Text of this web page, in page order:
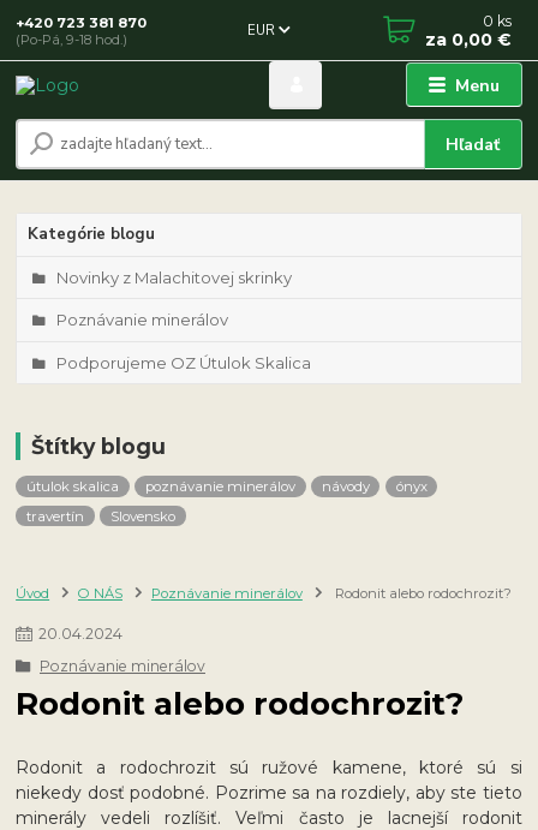
Menu
EUR
Hľadať
+420 723 381 870
(Po-Pá, 9-18 hod.)
0 ks
za 0,00 €
Kategórie blogu
Novinky z Malachitovej skrinky
Poznávanie minerálov
Podporujeme OZ Útulok Skalica
Štítky blogu
útulok skalica poznávanie minerálov návody
ónyx
travertín
Slovensko
Úvod O NÁS Poznávanie minerálov Rodonit alebo rodochrozit?
20 04. 2024
Poznávanie minerálov
Rodonit alebo rodochrozit?
Rodonit a rodochrozit sú ružové kamene, ktoré sú si
niekedy dosť podobné. Pozrime sa na rozdiely, aby ste tieto
minerály vedeli rozlíšiť. Veľmi často je lacnejší rodonit